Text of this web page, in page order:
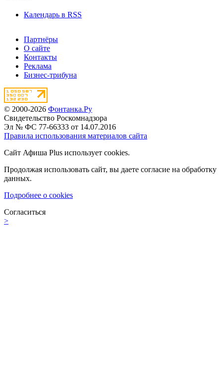
Календарь в RSS
Партнёры
О сайте
Контакты
Реклама
Бизнес-трибуна
© 2000-2026 Фонтанка.Ру
Свидетельство Роскомнадзора
Эл № ФС 77-66333 от 14.07.2016
Правила использования материалов сайта
Сайт Афиша Plus использует cookies.
Продолжая использовать сайт, вы даете согласие на обработку
данных.
Подробнее о cookies
Согласиться
>